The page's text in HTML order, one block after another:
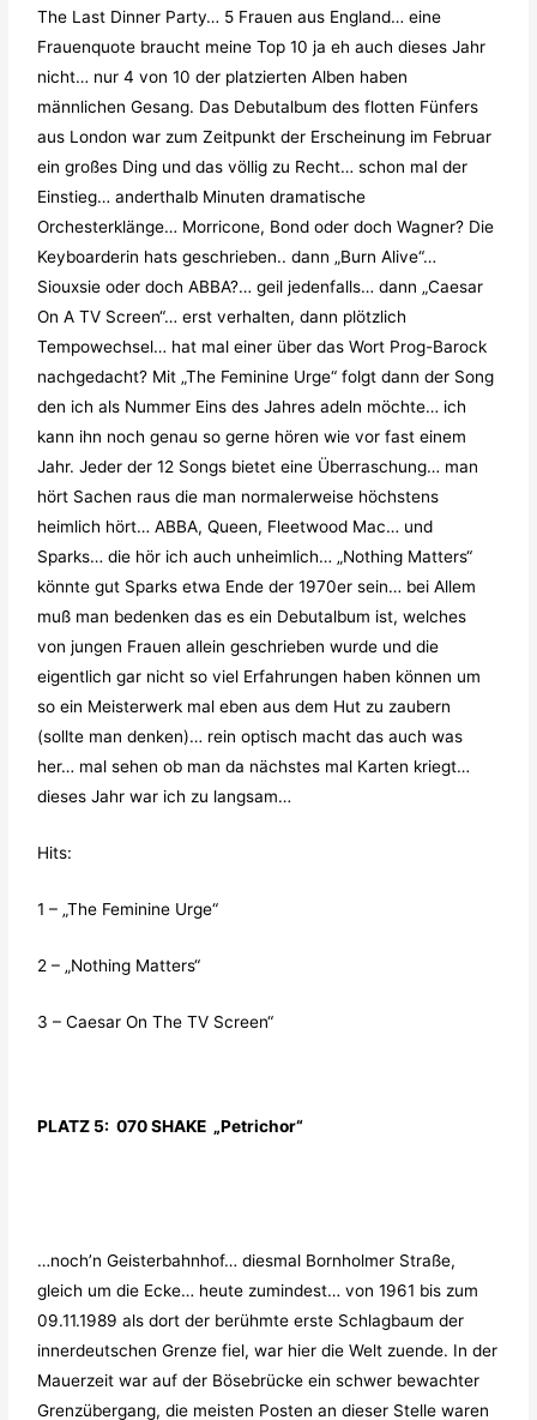
The Last Dinner Party… 5 Frauen aus England… eine
Frauenquote braucht meine Top 10 ja eh auch dieses Jahr
nicht… nur 4 von 10 der platzierten Alben haben
männlichen Gesang. Das Debutalbum des flotten Fünfers
aus London war zum Zeitpunkt der Erscheinung im Februar
ein großes Ding und das völlig zu Recht… schon mal der
Einstieg… anderthalb Minuten dramatische
Orchesterklänge… Morricone, Bond oder doch Wagner? Die
Keyboarderin hats geschrieben.. dann „Burn Alive“…
Siouxsie oder doch ABBA?… geil jedenfalls… dann „Caesar
On A TV Screen“… erst verhalten, dann plötzlich
Tempowechsel… hat mal einer über das Wort Prog-Barock
nachgedacht? Mit „The Feminine Urge“ folgt dann der Song
den ich als Nummer Eins des Jahres adeln möchte… ich
kann ihn noch genau so gerne hören wie vor fast einem
Jahr. Jeder der 12 Songs bietet eine Überraschung… man
hört Sachen raus die man normalerweise höchstens
heimlich hört… ABBA, Queen, Fleetwood Mac… und
Sparks… die hör ich auch unheimlich… „Nothing Matters“
könnte gut Sparks etwa Ende der 1970er sein… bei Allem
muß man bedenken das es ein Debutalbum ist, welches
von jungen Frauen allein geschrieben wurde und die
eigentlich gar nicht so viel Erfahrungen haben können um
so ein Meisterwerk mal eben aus dem Hut zu zaubern
(sollte man denken)… rein optisch macht das auch was
her… mal sehen ob man da nächstes mal Karten kriegt…
dieses Jahr war ich zu langsam…
Hits:
1 – „The Feminine Urge“
2 – „Nothing Matters“
3 – Caesar On The TV Screen“
PLATZ 5: 070 SHAKE „Petrichor“
…noch’n Geisterbahnhof… diesmal Bornholmer Straße,
gleich um die Ecke… heute zumindest… von 1961 bis zum
09.11.1989 als dort der berühmte erste Schlagbaum der
innerdeutschen Grenze fiel, war hier die Welt zuende. In der
Mauerzeit war auf der Bösebrücke ein schwer bewachter
Grenzübergang, die meisten Posten an dieser Stelle waren